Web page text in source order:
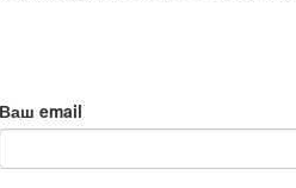
Ваш email